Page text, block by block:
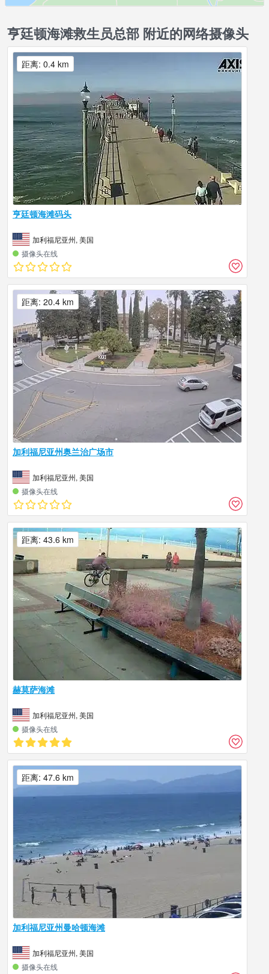
亨廷顿海滩救生员总部 附近的网络摄像头
亨廷顿海滩码头
加利福尼亚州, 美国
摄像头在线
距离: 0.4 km
加利福尼亚州奥兰治广场市
加利福尼亚州, 美国
摄像头在线
距离: 20.4 km
赫莫萨海滩
加利福尼亚州, 美国
摄像头在线
距离: 43.6 km
加利福尼亚州曼哈顿海滩
加利福尼亚州, 美国
摄像头在线
距离: 47.6 km